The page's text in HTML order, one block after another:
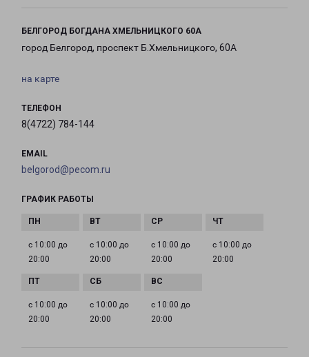
БЕЛГОРОД БОГДАНА ХМЕЛЬНИЦКОГО 60А
город Белгород, проспект Б.Хмельницкого, 60А
на карте
ТЕЛЕФОН
8(4722) 784-144
EMAIL
belgorod@pecom.ru
ГРАФИК РАБОТЫ
с 10:00 до
20:00
с 10:00 до
20:00
с 10:00 до
20:00
с 10:00 до
20:00
с 10:00 до
20:00
с 10:00 до
20:00
с 10:00 до
20:00